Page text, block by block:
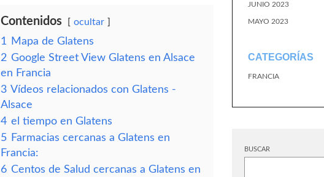
Contenidos ocultar
1
Mapa de Glatens
2 Google Street View Glatens en Alsace
en Francia
3 Vídeos relacionados con Glatens -
Alsace
4 el tiempo en Glatens
5 Farmacias cercanas a Glatens en
Francia:
6 Centos de Salud cercanas a Glatens en
JUNIO 2023
MAYO 2023
CATEGORÍAS
FRANCIA
BUSCAR